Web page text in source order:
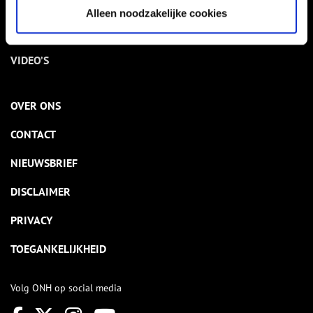
Alleen noodzakelijke cookies
ACTIVITEITEN
VIDEO’S
OVER ONS
CONTACT
NIEUWSBRIEF
DISCLAIMER
PRIVACY
TOEGANKELIJKHEID
Volg ONH op social media